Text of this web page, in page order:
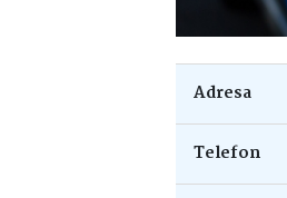
Adresa
Telefon